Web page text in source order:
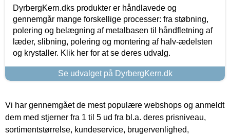
DyrbergKern.dks produkter er håndlavede og
gennemgår mange forskellige processer: fra støbning,
polering og belægning af metalbasen til håndfletning af
læder, slibning, polering og montering af halv-ædelsten
og krystaller. Klik her for at se deres udvalg.
Se udvalget på DyrbergKern.dk
Vi har gennemgået de mest populære webshops og anmeldt
dem med stjerner fra 1 til 5 ud fra bl.a. deres prisniveau,
sortimentstørrelse, kundeservice, brugervenlighed,